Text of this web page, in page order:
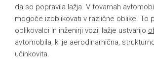
da so popravila lažja. V tovarnah
mogoče izoblikovati v različne oblike. To
oblikovalci in inženirji vozil lažje ustvarijo
avtomobila, ki je aerodinamična,
učinkovita.